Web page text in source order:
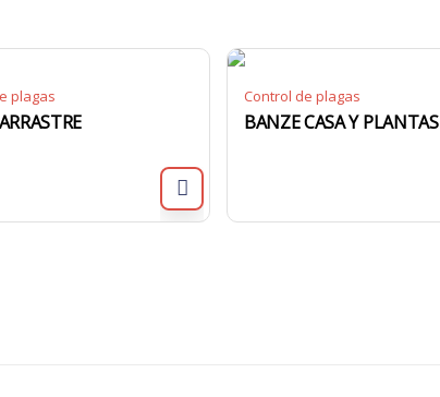
plagas Control de plagas
BANZE CASA Y PLANTAS